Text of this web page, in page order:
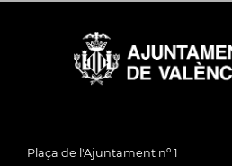
Plaça de l'Ajuntament nº 1